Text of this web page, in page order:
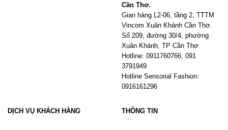
Cần Thơ.
Gian hàng L2-06, tầng 2, TTTM
Vincom Xuân Khánh Cần Thơ.
Số 209, đường 30/4, phường
Xuân Khánh, TP Cần Thơ
Hotline: 0911760766; 091
3791949
Hotline Sensorial Fashion:
0916161296
DỊCH VỤ KHÁCH HÀNG THÔNG TIN